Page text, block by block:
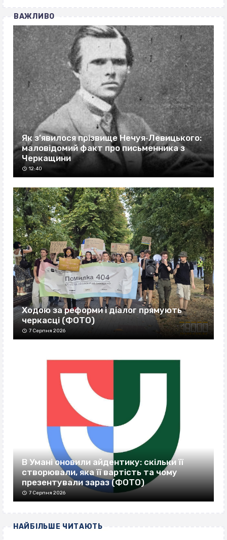
ВАЖЛИВО
Як з’явилося прізвище Нечуя‐Левицького:
маловідомий факт про письменника з
Черкащини
12:40
Ходою за реформи і діалог прямують
черкасці (ФОТО)
7 Серпня 2026
В Умані оновили айдентику: скільки її
створювали, яка її вартість та чому
презентували зараз (ФОТО)
7 Серпня 2026
НАЙБІЛЬШЕ ЧИТАЮТЬ